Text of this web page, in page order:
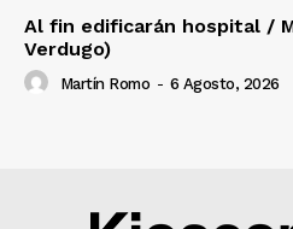
Al fin edificarán hospital /
Verdugo)
Martín Romo - 6 Agosto, 2026